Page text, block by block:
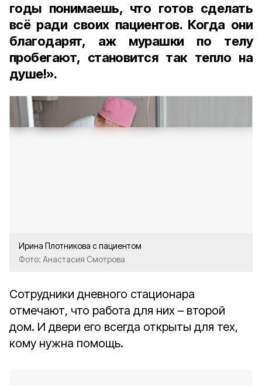
годы понимаешь, что готов сделать
всё ради своих пациентов. Когда они
благодарят, аж мурашки по телу
пробегают, становится так тепло на
душе!».
Ирина Плотникова с пациентом
Фото: Анастасия Смотрова
Сотрудники дневного стационара
отмечают, что работа для них – второй
дом. И двери его всегда открыты для тех,
кому нужна помощь.